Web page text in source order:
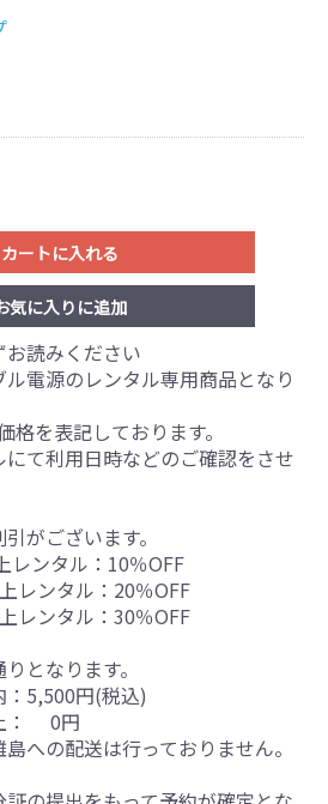
カートに入れる
気に入りに追加
読みください
ル電源のレンタル専用商品となり
格を表記しております。
にて利用日時などのご確認をさせ
がございます。
ンタル：10％OFF
レンタル：20％OFF
レンタル：30％OFF
となります。
5,500円(税込)
： 0円
への配送は行っておりません。